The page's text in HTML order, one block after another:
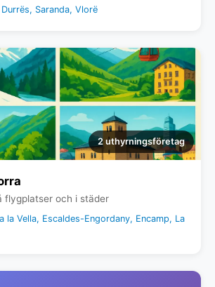
Saranda, Vlorë
2 uthyrningsföretag
flygplatser och i städer
la Vella, Escaldes-Engordany, Encamp, La